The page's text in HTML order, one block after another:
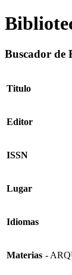
Buscador de
Titulo
Editor
ISSN
Lugar
Idiomas
Materias -